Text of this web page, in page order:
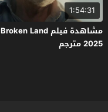
1:54:31
مشاهدة فيلم Broken Land
2025 مترجم